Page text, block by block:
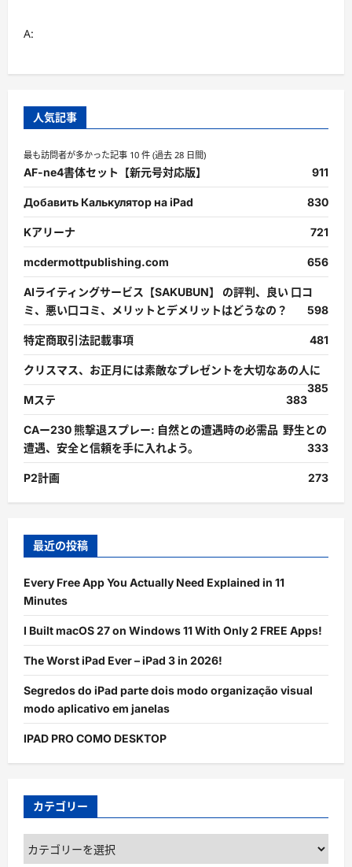
A:
人気記事
最も訪問者が多かった記事 10 件 (過去 28 日間)
AF-ne4書体セット【新元号対応版】 911
Добавить Калькулятор на iPad 830
Kアリーナ 721
mcdermottpublishing.com 656
AIライティングサービス【SAKUBUN】 の評判、良い 口コ
ミ、悪い口コミ、メリットとデメリットはどうなの？
598
特定商取引法記載事項 481
クリスマス、お正月には素敵なプレゼントを大切なあの人に
385
Mステ
383
CAー230 熊撃退スプレー: 自然との遭遇時の必需品 野生との
遭遇、安全と信頼を手に入れよう。
333
P2計画 273
最近の投稿
Every Free App You Actually Need Explained in 11
Minutes
I Built macOS 27 on Windows 11 With Only 2 FREE Apps!
The Worst iPad Ever – iPad 3 in 2026!
Segredos do iPad parte dois modo organização visual
modo aplicativo em janelas
IPAD PRO COMO DESKTOP
カテゴリー
カ
テ